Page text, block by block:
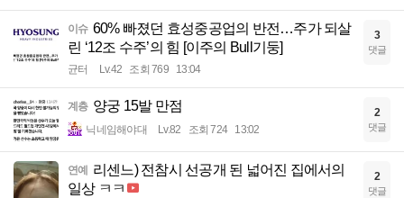
이슈 60% 빠졌던 효성중공업의 반전…주가 되살
린 ‘12조 수주’의 힘 [이주의 Bull기둥]
균터 Lv.42 조회 769 13:04
3
댓글
계층 양궁 15발 만점
닉네임해야대 Lv.82 조회 724 13:02
2
댓글
연예
리센느) 전참시 선공개 된 넓어진 집에서의
일상 ㅋㅋ
2
댓글